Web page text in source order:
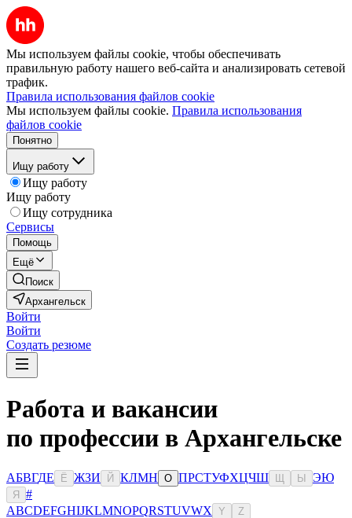
Мы используем файлы cookie, чтобы обеспечивать
правильную работу нашего веб-сайта и анализировать сетевой
трафик.
Правила использования файлов cookie
Мы используем файлы cookie. Правила использования
файлов cookie
Понятно
Ищу работу
Ищу работу
Ищу работу
Ищу сотрудника
Сервисы
Помощь
Ещё
Поиск
Архангельск
Войти
Войти
Создать резюме
Работа и вакансии
по профессии в Архангельске
АБВГДЕ Ё ЖЗИ Й КЛМН О ПРСТУФХЦЧШ Ы ЭЮ
Я
#
ABCDEFGHIJKLMNOPQRSTUVWX Y Z